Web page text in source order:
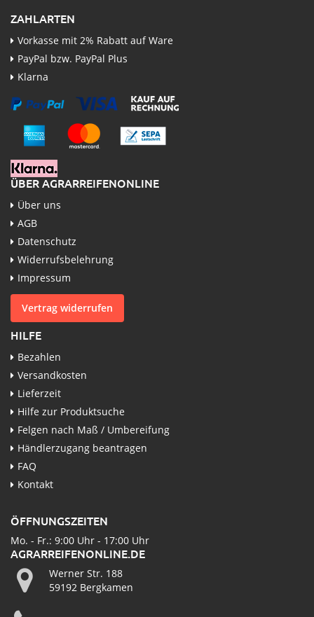
ZAHLARTEN
Vorkasse mit 2% Rabatt auf Ware
PayPal bzw. PayPal Plus
Klarna
ÜBER AGRARREIFENONLINE
Über uns
AGB
Datenschutz
Widerrufsbelehrung
Impressum
Vertrag widerrufen
HILFE
Bezahlen
Versandkosten
Lieferzeit
Hilfe zur Produktsuche
Felgen nach Maß / Umbereifung
Händlerzugang beantragen
FAQ
Kontakt
ÖFFNUNGSZEITEN
Mo. - Fr.: 9:00 Uhr - 17:00 Uhr
AGRARREIFENONLINE.DE
Werner Str. 188
59192 Bergkamen